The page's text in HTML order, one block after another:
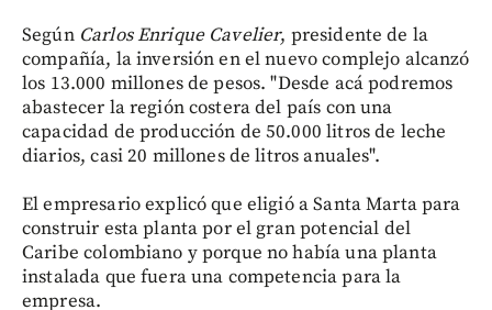
Según Carlos Enrique Cavelier, presidente de la
compañía, la inversión en el nuevo complejo alcanzó
los 13.000 millones de pesos. "Desde acá podremos
abastecer la región costera del país con una
capacidad de producción de 50.000 litros de leche
diarios, casi 20 millones de litros anuales".
El empresario explicó que eligió a Santa Marta para
construir esta planta por el gran potencial del
Caribe colombiano y porque no había una planta
instalada que fuera una competencia para la
empresa.